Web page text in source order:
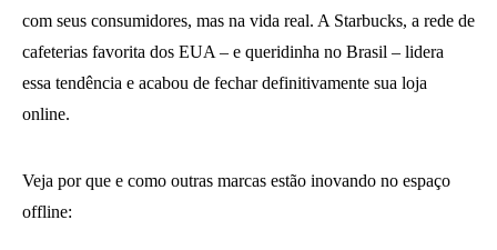
com seus consumidores, mas na vida real. A Starbucks, a rede de
cafeterias favorita dos EUA – e queridinha no Brasil – lidera
essa tendência e acabou de fechar definitivamente sua loja
online.
Veja por que e como outras marcas estão inovando no espaço
offline: